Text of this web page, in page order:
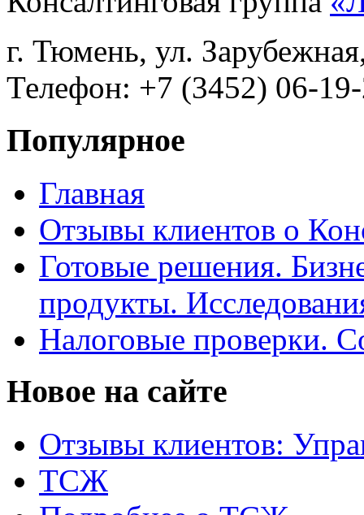
г. Тюмень, ул.
Телефон: +7 (3452) 06-
Популярное
Главная
Отзывы клиентов о
Готовые решения.
продукты.
Налоговые проверки.
Новое на сайте
Отзывы клиентов:
ТСЖ